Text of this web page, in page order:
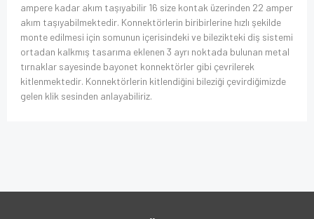
ampere kadar akım taşıyabilir 16 size kontak üzerinden 22 amper
akım taşıyabilmektedir. Konnektörlerin biribirlerine hızlı şekilde
monte edilmesi için somunun içerisindeki ve bilezikteki diş sistemi
ortadan kalkmış tasarıma eklenen 3 ayrı noktada bulunan metal
tırnaklar sayesinde bayonet konnektörler gibi çevrilerek
kitlenmektedir. Konnektörlerin kitlendiğini bileziği çevirdiğimizde
gelen klik sesinden anlayabiliriz.